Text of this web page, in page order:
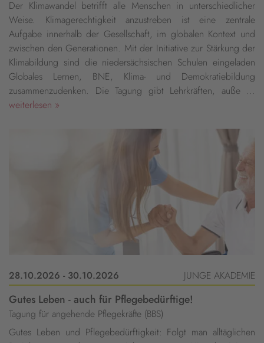
Der Klimawandel betrifft alle Menschen in unterschiedlicher
Weise. Klimagerechtigkeit anzustreben ist eine zentrale
Aufgabe innerhalb der Gesellschaft, im globalen Kontext und
zwischen den Generationen. Mit der Initiative zur Stärkung der
Klimabildung sind die niedersächsischen Schulen eingeladen
Globales Lernen, BNE, Klima- und Demokratiebildung
zusammenzudenken. Die Tagung gibt Lehrkräften, auße ...
weiterlesen »
28.10.2026 - 30.10.2026 JUNGE AKADEMIE
Gutes Leben - auch für Pflegebedürftige!
Tagung für angehende Pflegekräfte (BBS)
Gutes Leben und Pflegebedürftigkeit: Folgt man alltäglichen